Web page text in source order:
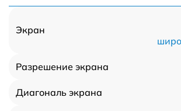
Экран
Разрешение экрана
Диагональ экрана